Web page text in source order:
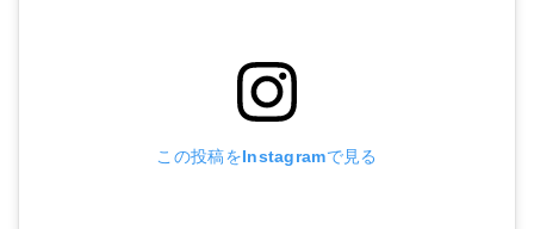
この投稿をInstagramで見る